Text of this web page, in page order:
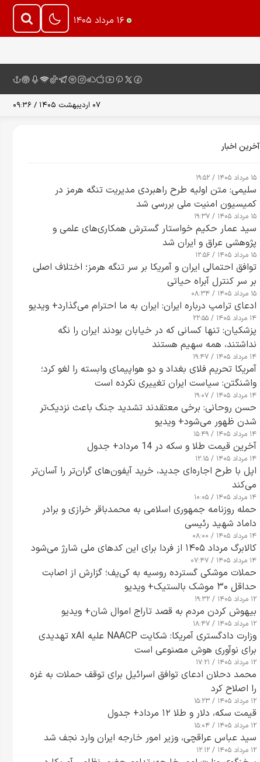
۱۶ مرداد ۱۴۰۵
۰۷ اردیبهشت ۱۴۰۵ / ۰۹:۳۶
آخرین اخبار
۱۵ مرداد ۱۴۰۵ / ۱۹:۵۲
سلیمی: متن اولیه طرح راهبردی مدیریت تنگه هرمز در
کمیسیون امنیت ملی بررسی شد
۱۵ مرداد ۱۴۰۵ / ۱۹:۳۷
سید عمار حکیم خواستار گسترش همکاری‌های علمی و
پژوهشی عراق و ایران شد
۱۵ مرداد ۱۴۰۵ / ۱۲:۵۶
توافق احتمالی ایران و آمریکا بر سر تنگه هرمز؛ اختلاف اصلی
بر سر کنترل آبراه حیاتی
۱۵ مرداد ۱۴۰۵ / ۰۸:۳۴
ادعای ترامپ درباره ایران: ایران به ما احترام می‌گذارد+ ویدیو
۱۴ مرداد ۱۴۰۵ / ۲۲:۵۵
پزشکیان: تنها کسانی که در خیابان بودند ایران را نگه
نداشتند، همه سهیم هستند
۱۴ مرداد ۱۴۰۵ / ۱۹:۴۷
آمریکا تحریم فلای بغداد و دو هواپیمای وابسته را لغو کرد؛
واشنگتن: سیاست ایران تغییری نکرده است
۱۴ مرداد ۱۴۰۵ / ۱۹:۰۷
حسن روحانی: برخی معتقدند تشدید جنگ باعث نزدیک‌تر
شدن ظهور می‌شود+ ویدیو
۱۴ مرداد ۱۴۰۵ / ۱۵:۴۹
آخرین قیمت طلا و سکه در 14 مرداد+ جدول
۱۴ مرداد ۱۴۰۵ / ۱۲:۱۵
اپل با طرح اجاره‌ای جدید، خرید آیفون‌های گران‌تر را آسان‌تر
می‌کند
۱۴ مرداد ۱۴۰۵ / ۱۰:۰۵
حمله روزنامه جمهوری اسلامی به محمدباقر خرازی و برادر
داماد شهید رئیسی
۱۴ مرداد ۱۴۰۵ / ۰۸:۰۰
کالابرگ مرداد ۱۴۰۵ از فردا برای این کدهای ملی شارژ می‌شود
۱۴ مرداد ۱۴۰۵ / ۰۷:۴۷
حملات موشکی گسترده روسیه به کی‌یف؛ گزارش از اصابت
حداقل ۳۰ موشک بالستیک+ ویدیو
۱۲ مرداد ۱۴۰۵ / ۱۹:۳۲
بیهوش کردن مردم به قصد تاراج اموال شان+ ویدیو
۱۲ مرداد ۱۴۰۵ / ۱۸:۴۷
وزارت دادگستری آمریکا: شکایت NAACP علیه xAI تهدیدی
برای نوآوری هوش مصنوعی است
۱۲ مرداد ۱۴۰۵ / ۱۷:۲۱
محمد دحلان ادعای توافق اسرائیل برای توقف حملات به غزه
را اصلاح کرد
۱۲ مرداد ۱۴۰۵ / ۱۵:۲۳
قیمت سکه، دلار و طلا ۱۲ مرداد+ جدول
۱۲ مرداد ۱۴۰۵ / ۱۵:۰۴
سید عباس عراقچی، وزیر امور خارجه ایران وارد نجف شد
۱۲ مرداد ۱۴۰۵ / ۱۲:۱۲